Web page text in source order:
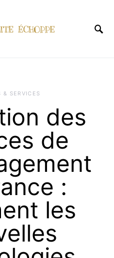
& SERVICES
des
de
:
les